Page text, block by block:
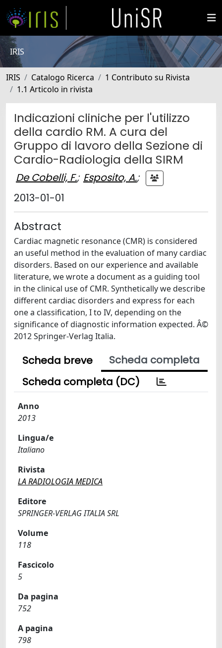
IRIS
IRIS Catalogo Ricerca
1 Contributo su Rivista
1.1 Articolo in rivista
Indicazioni cliniche per l'utilizzo
della cardio RM. A cura del
Gruppo di lavoro della Sezione di
Cardio-Radiologia della SIRM
De Cobelli, F.; Esposito, A.;
2013-01-01
Abstract
Cardiac magnetic resonance (CMR) is considered
an useful method in the evaluation of many cardiac
disorders. Based on our experience and available
literature, we wrote a document as a guiding tool
in the clinical use of CMR. Synthetically we describe
different cardiac disorders and express for each
one a classification, I to IV, depending on the
significance of diagnostic information expected. Â©
2012 Springer-Verlag Italia.
Scheda breve
Scheda completa
Scheda completa (DC)
Anno
2013
Lingua/e
Italiano
Rivista
LA RADIOLOGIA MEDICA
Editore
SPRINGER-VERLAG ITALIA SRL
Volume
118
Fascicolo
5
Da pagina
752
A pagina
798